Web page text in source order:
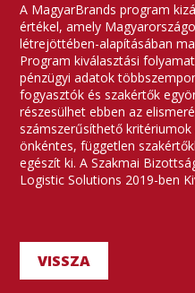
A MagyarBrands program
értékel, amely
létrejöttében-alapításában
Program kiválasztási
pénzügyi adatok
fogyasztók és szakértők
részesülhet ebben az
számszerűsíthető
önkéntes, független
egészít ki. A Szakmai
Logistic Solutions 2019-ben
VISSZA